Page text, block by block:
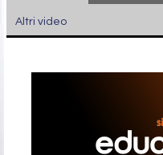
Altri video